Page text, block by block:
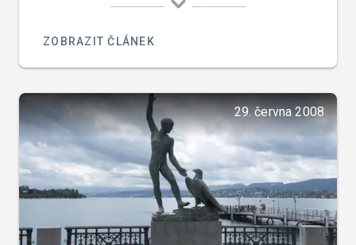
řekneme velice zjednodušeně a laicky, tak Food
které jsou vyjádřeny v procentech v poměru k jejich
prodejní ceně.
ZOBRAZIT ČLÁNEK
29. června 2008